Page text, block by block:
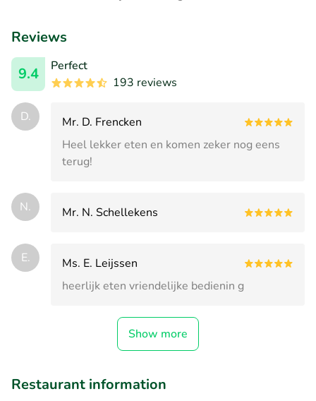
Reviews
9.4
Perfect
193 reviews
D.
Mr. D. Frencken
Heel lekker eten en komen zeker nog eens
terug!
N. Mr. N. Schellekens
E.
Ms. E. Leijssen
heerlijk eten vriendelijke bedienin g
Show more
Restaurant information